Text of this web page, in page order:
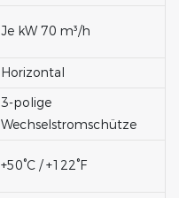
Je kW 70 m³/h
Horizontal
3-polige
Wechselstromschütze
+50°C / +122°F